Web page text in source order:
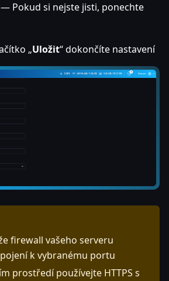
— Pokud si nejste jisti, ponechte
„Uložit“ dokončíte nastavení
firewall vašeho serveru
k vybranému portu
prostředí používejte HTTPS s